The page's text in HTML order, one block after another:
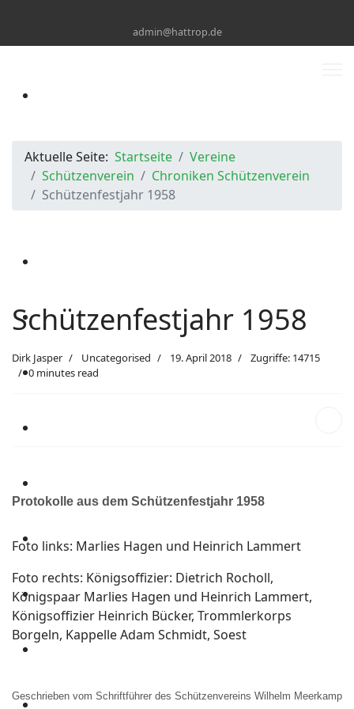
admin@hattrop.de
Aktuelle Seite: Startseite
Vereine
Schützenverein
Chroniken Schützenverein
Schützenfestjahr 1958
Schützenfestjahr 1958
Dirk Jasper Uncategorised 19. April 2018
Zugriffe: 14715
0 minutes read
Protokolle aus dem Schützenfestjahr 1958
Foto links: Marlies Hagen und Heinrich Lammert
Foto rechts: Königsoffizier: Dietrich Rocholl,
Königspaar Marlies Hagen und Heinrich Lammert,
Königsoffizier Heinrich Bücker, Trommlerkorps
Borgeln, Kappelle Adam Schmidt, Soest
Geschrieben vom Schriftführer des Schützenvereins Wilhelm Meerkamp